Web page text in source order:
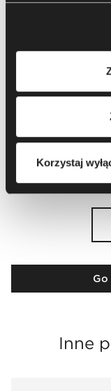
jest Nowy Styl sp.
administratorami
korzystania przez
cookie oraz
tym o
Korzystaj
Wybierz
Go
Inne